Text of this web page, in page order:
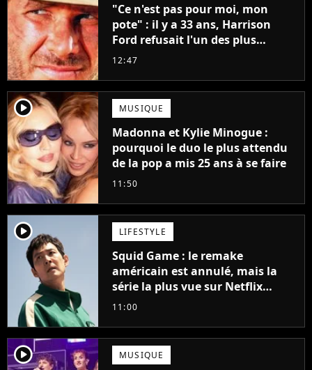
"Ce n'est pas pour moi, mon
pote" : il y a 33 ans, Harrison
Ford refusait l'un des plus
grands succès de tous les temps
12:47
player2 MUSIQUE
Madonna et Kylie Minogue :
pourquoi le duo le plus attendu
de la pop a mis 25 ans à se faire
11:50
player2 LIFESTYLE
Squid Game : le remake
américain est annulé, mais la
série la plus vue sur Netflix
pourrait avoir une version
11:00
player2 MUSIQUE